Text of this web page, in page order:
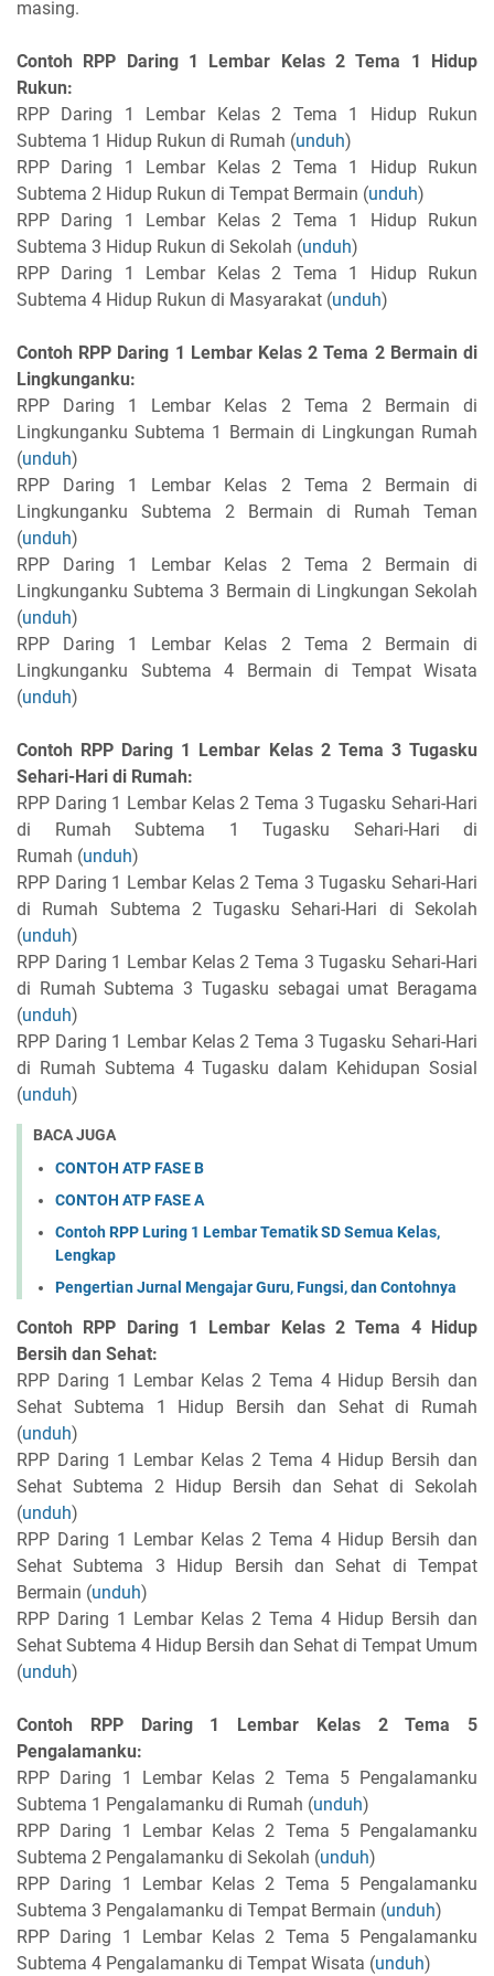
masing.
Contoh RPP Daring 1 Lembar Kelas 2 Tema 1 Hidup
Rukun:
RPP Daring 1 Lembar Kelas 2 Tema 1 Hidup Rukun
Subtema 1 Hidup Rukun di Rumah (unduh)
RPP Daring 1 Lembar Kelas 2 Tema 1 Hidup Rukun
Subtema 2 Hidup Rukun di Tempat Bermain (unduh)
RPP Daring 1 Lembar Kelas 2 Tema 1 Hidup Rukun
Subtema 3 Hidup Rukun di Sekolah (unduh)
RPP Daring 1 Lembar Kelas 2 Tema 1 Hidup Rukun
Subtema 4 Hidup Rukun di Masyarakat (unduh)
Contoh RPP Daring 1 Lembar Kelas 2 Tema 2 Bermain di
Lingkunganku:
RPP Daring 1 Lembar Kelas 2 Tema 2 Bermain di
Lingkunganku Subtema 1 Bermain di Lingkungan Rumah
(unduh)
RPP Daring 1 Lembar Kelas 2 Tema 2 Bermain di
Lingkunganku Subtema 2 Bermain di Rumah Teman
(unduh)
RPP Daring 1 Lembar Kelas 2 Tema 2 Bermain di
Lingkunganku Subtema 3 Bermain di Lingkungan Sekolah
(unduh)
RPP Daring 1 Lembar Kelas 2 Tema 2 Bermain di
Lingkunganku Subtema 4 Bermain di Tempat Wisata
(unduh)
Contoh RPP Daring 1 Lembar Kelas 2 Tema 3 Tugasku
Sehari-Hari di Rumah:
RPP Daring 1 Lembar Kelas 2 Tema 3 Tugasku Sehari-Hari
di Rumah Subtema 1 Tugasku Sehari-Hari di
Rumah (unduh)
RPP Daring 1 Lembar Kelas 2 Tema 3 Tugasku Sehari-Hari
di Rumah Subtema 2 Tugasku Sehari-Hari di Sekolah
(unduh)
RPP Daring 1 Lembar Kelas 2 Tema 3 Tugasku Sehari-Hari
di Rumah Subtema 3 Tugasku sebagai umat Beragama
(unduh)
RPP Daring 1 Lembar Kelas 2 Tema 3 Tugasku Sehari-Hari
di Rumah Subtema 4 Tugasku dalam Kehidupan Sosial
(unduh)
BACA JUGA
CONTOH ATP FASE B
CONTOH ATP FASE A
Contoh RPP Luring 1 Lembar Tematik SD Semua Kelas,
Lengkap
Pengertian Jurnal Mengajar Guru, Fungsi, dan Contohnya
Contoh RPP Daring 1 Lembar Kelas 2 Tema 4 Hidup
Bersih dan Sehat:
RPP Daring 1 Lembar Kelas 2 Tema 4 Hidup Bersih dan
Sehat Subtema 1 Hidup Bersih dan Sehat di Rumah
(unduh)
RPP Daring 1 Lembar Kelas 2 Tema 4 Hidup Bersih dan
Sehat Subtema 2 Hidup Bersih dan Sehat di Sekolah
(unduh)
RPP Daring 1 Lembar Kelas 2 Tema 4 Hidup Bersih dan
Sehat Subtema 3 Hidup Bersih dan Sehat di Tempat
Bermain (unduh)
RPP Daring 1 Lembar Kelas 2 Tema 4 Hidup Bersih dan
Sehat Subtema 4 Hidup Bersih dan Sehat di Tempat Umum
(unduh)
Contoh RPP Daring 1 Lembar Kelas 2 Tema 5
Pengalamanku:
RPP Daring 1 Lembar Kelas 2 Tema 5 Pengalamanku
Subtema 1 Pengalamanku di Rumah (unduh)
RPP Daring 1 Lembar Kelas 2 Tema 5 Pengalamanku
Subtema 2 Pengalamanku di Sekolah (unduh)
RPP Daring 1 Lembar Kelas 2 Tema 5 Pengalamanku
Subtema 3 Pengalamanku di Tempat Bermain (unduh)
RPP Daring 1 Lembar Kelas 2 Tema 5 Pengalamanku
Subtema 4 Pengalamanku di Tempat Wisata (unduh)